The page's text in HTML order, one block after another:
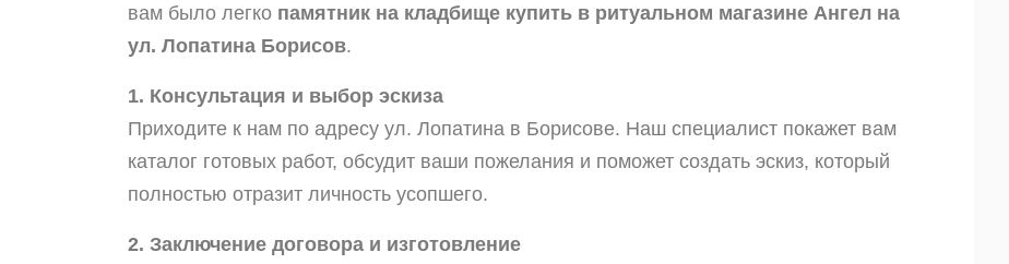
вам было легко памятник на кладбище купить в ритуальном магазине Ангел на
ул. Лопатина Борисов.
1. Консультация и выбор эскиза
Приходите к нам по адресу ул. Лопатина в Борисове. Наш специалист покажет вам
каталог готовых работ, обсудит ваши пожелания и поможет создать эскиз, который
полностью отразит личность усопшего.
2. Заключение договора и изготовление